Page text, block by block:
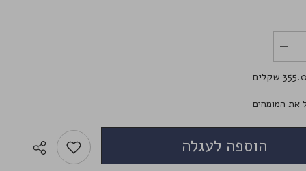
את
הכמות
עבור
Natural
עדשות
צבעוניות
שקלים
את המומחים
הוספה לעגלה